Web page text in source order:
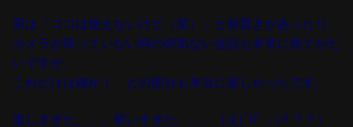
実は「ココは使えないけど（笑）」と前置きがあったり、
カメラが回っていない時の何気ない会話も非常に捨てがた
いですが、
これだけは確か！ どの部分も本当に楽しかったです。
楽しすぎた。。。笑いすぎた。。。（ え(ﾟﾛﾟ；)？？？）